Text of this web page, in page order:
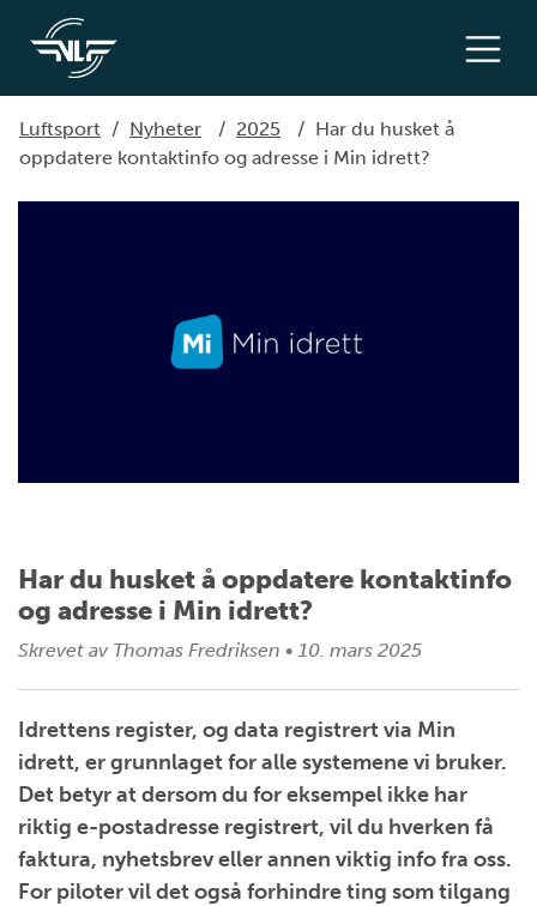
Luftsport / Nyheter / 2025 / Har du husket å
oppdatere kontaktinfo og adresse i Min idrett?
Har du husket å oppdatere kontaktinfo
og adresse i Min idrett?
Skrevet av Thomas Fredriksen • 10. mars 2025
Idrettens register, og data registrert via Min
idrett, er grunnlaget for alle systemene vi bruker.
Det betyr at dersom du for eksempel ikke har
riktig e-postadresse registrert, vil du hverken få
faktura, nyhetsbrev eller annen viktig info fra oss.
For piloter vil det også forhindre ting som tilgang